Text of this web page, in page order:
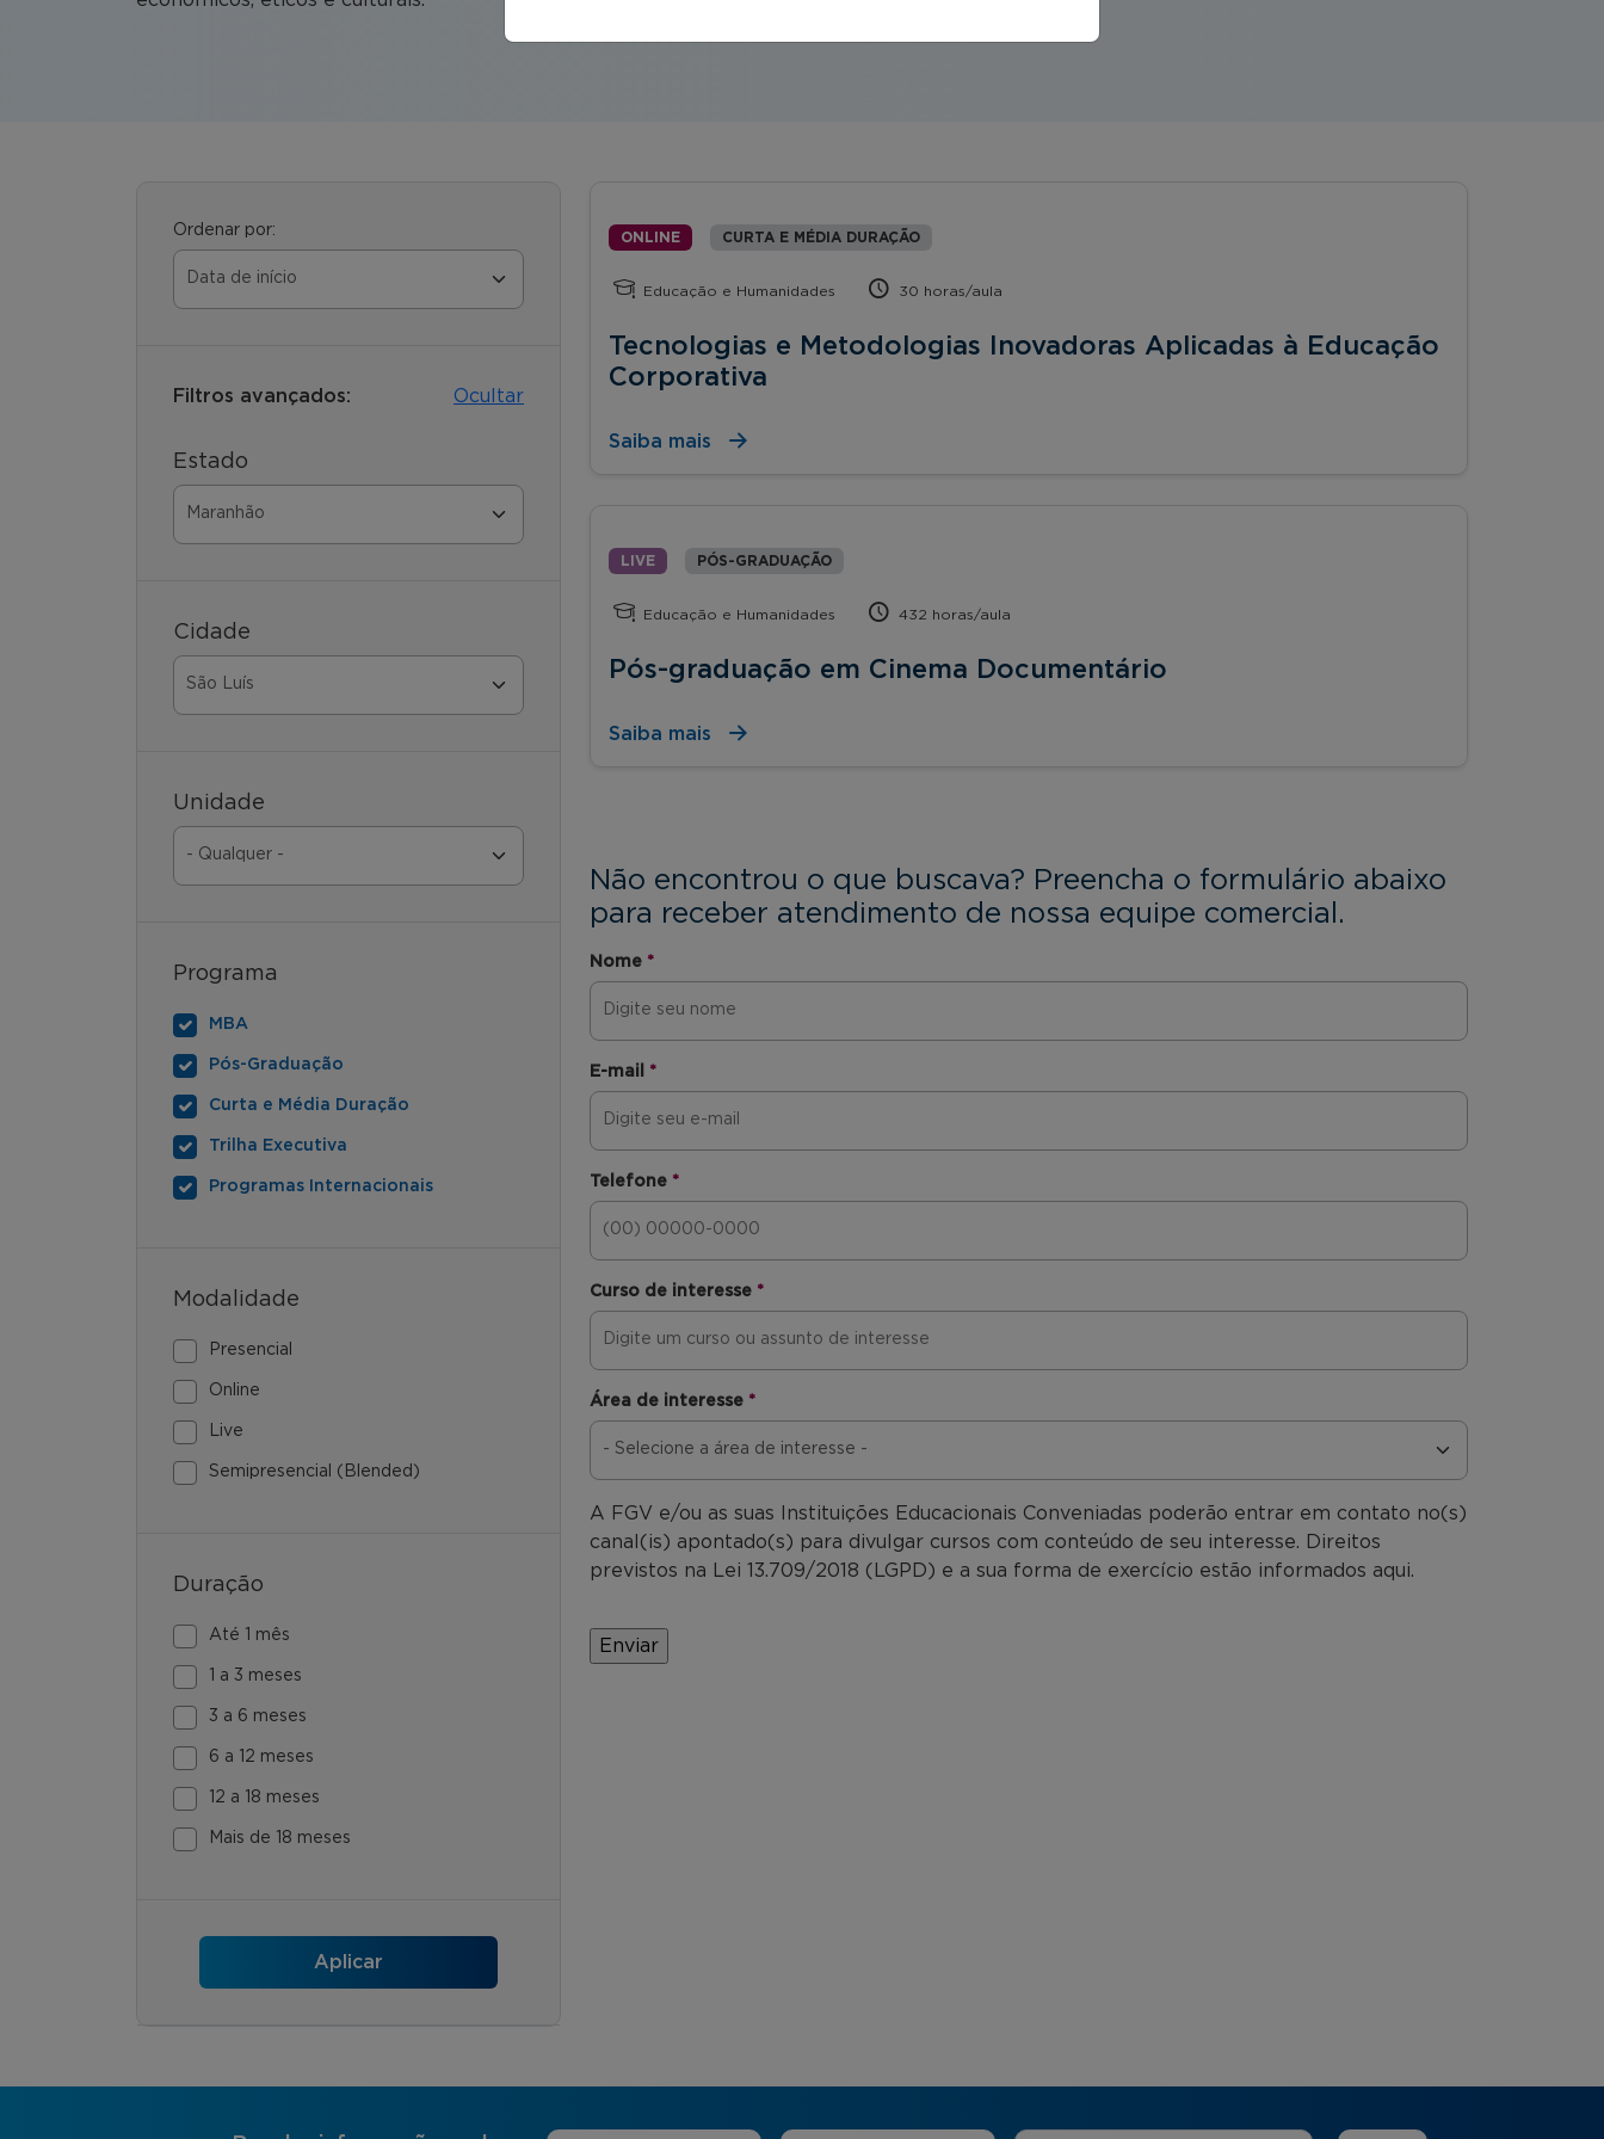
Ordenar por:
Filtros avançados: Ocultar
Estado
Cidade
Unidade
Programa
MBA
Pós-Graduação
Curta e Média Duração
Trilha Executiva
Programas Internacionais
Modalidade
Presencial
Online
Live
Semipresencial (Blended)
Duração
Até 1 mês
1 a 3 meses
3 a 6 meses
6 a 12 meses
12 a 18 meses
Mais de 18 meses
ONLINE CURTA E MÉDIA DURAÇÃO
Educação e Humanidades 30 horas/aula
Tecnologias e Metodologias Inovadoras Aplicadas à Educação
Corporativa
Saiba mais
LIVE PÓS-GRADUAÇÃO
Educação e Humanidades 432 horas/aula
Pós-graduação em Cinema Documentário
Saiba mais
Não encontrou o que buscava? Preencha o formulário abaixo
para receber atendimento de nossa equipe comercial.
Nome *
E-mail *
Telefone *
Curso de interesse *
Área de interesse *
A FGV e/ou as suas Instituições Educacionais Conveniadas poderão entrar em contato no(s)
canal(is) apontado(s) para divulgar cursos com conteúdo de seu interesse. Direitos
previstos na Lei 13.709/2018 (LGPD) e a sua forma de exercício estão informados aqui.